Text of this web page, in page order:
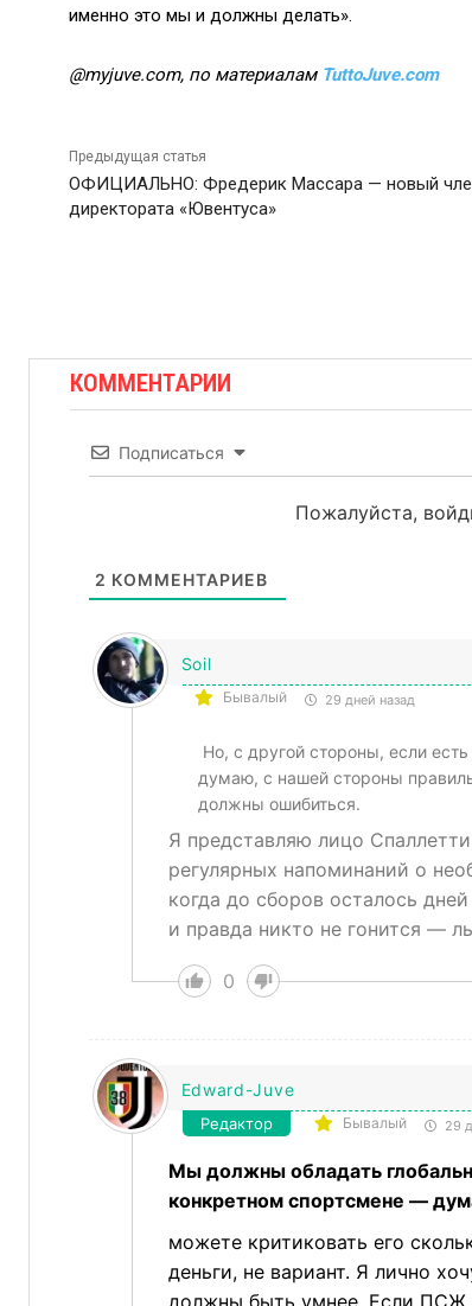
именно это мы и должны делать».
@myjuve.com, по материалам TuttoJuve.com
Предыдущая статья
ОФИЦИАЛЬНО: Фредерик Массара — новый
директората «Ювентуса»
КОММЕНТАРИИ
Подписаться
Пожалуйста,
2 КОММЕНТАРИЕВ
Soil
Бывалый 29 дней назад
Но, с другой стороны, если
думаю, с нашей стороны
должны ошибиться.
Я представляю лицо
регулярных напоминаний о
когда до сборов осталось
и правда никто не гонится —
0
Edward-Juve
Редактор Бывалый 29
Мы должны обладать
конкретном спортсмене —
можете критиковать его
деньги, не вариант. Я лично